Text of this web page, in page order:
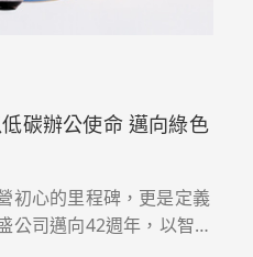
碳辦公使命 邁向綠色
初心的里程碑，更是定義
公司邁向42週年，以智慧